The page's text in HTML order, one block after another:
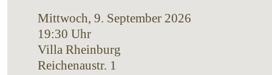
Mittwoch, 9. September 2026
19:30 Uhr
Villa Rheinburg
Reichenaustr. 1